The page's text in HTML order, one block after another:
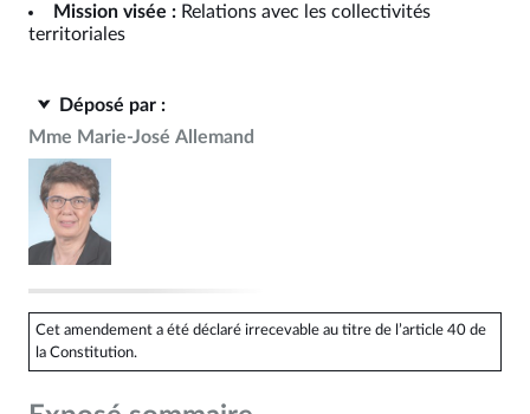
Mission visée : Relations avec les collectivités
territoriales
Déposé par :
Mme Marie-José Allemand
Cet amendement a été déclaré irrecevable au titre de l’article 40 de
la Constitution.